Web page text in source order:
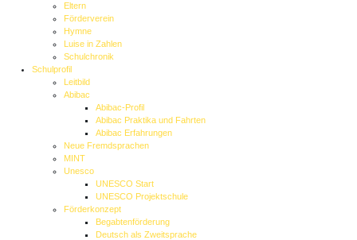
Eltern
Förderverein
Hymne
Luise in Zahlen
Schulchronik
Schulprofil
Leitbild
Abibac
Abibac-Profil
Abibac Praktika und Fahrten
Abibac Erfahrungen
Neue Fremdsprachen
MINT
Unesco
UNESCO Start
UNESCO Projektschule
Förderkonzept
Begabtenförderung
Deutsch als Zweitsprache